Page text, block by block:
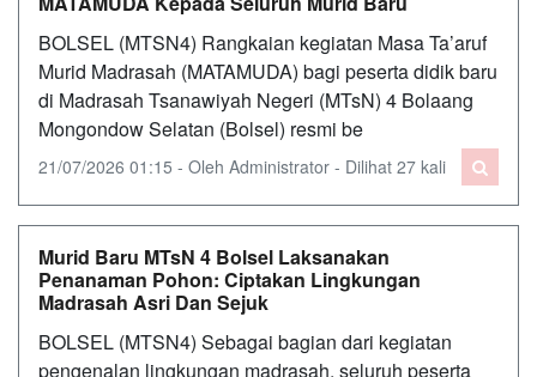
BOLSEL (MTSN4) Rangkaian kegiatan Masa Ta’aruf
Murid Madrasah (MATAMUDA) bagi peserta didik baru
di Madrasah Tsanawiyah Negeri (MTsN) 4 Bolaang
Mongondow Selatan (Bolsel) resmi be
21/07/2026 01:15 - Oleh Administrator - Dilihat 27 kali
Murid Baru MTsN 4 Bolsel Laksanakan
Penanaman Pohon: Ciptakan Lingkungan
Madrasah Asri Dan Sejuk
BOLSEL (MTSN4) Sebagai bagian dari kegiatan
pengenalan lingkungan madrasah, seluruh peserta